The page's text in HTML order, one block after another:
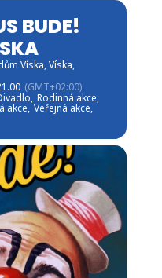
BUDE!
Víska, Víska,
(GMT+02:00)
Rodinná akce,
akce, Veřejná akce,